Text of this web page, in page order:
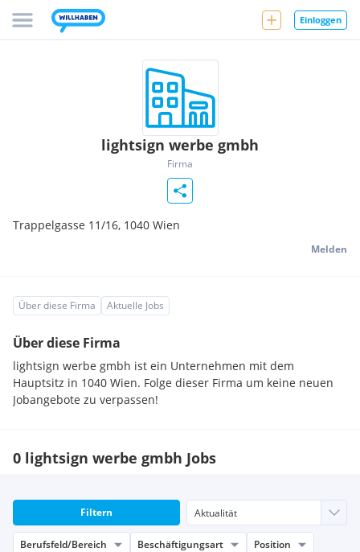
Einloggen
lightsign werbe gmbh
Firma
Trappelgasse 11/16, 1040 Wien
Melden
Über diese Firma Aktuelle Jobs
Über diese Firma
lightsign werbe gmbh ist ein Unternehmen mit dem
Hauptsitz in 1040 Wien. Folge dieser Firma um keine neuen
Jobangebote zu verpassen!
0 lightsign werbe gmbh Jobs
Filtern
Berufsfeld/Bereich Beschäftigungsart Position